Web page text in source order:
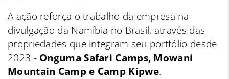
A ação reforça o trabalho da empresa na
divulgação da Namíbia no Brasil, através das
propriedades que integram seu portfólio desde
2023 - Onguma Safari Camps, Mowani
Mountain Camp e Camp Kipwe.